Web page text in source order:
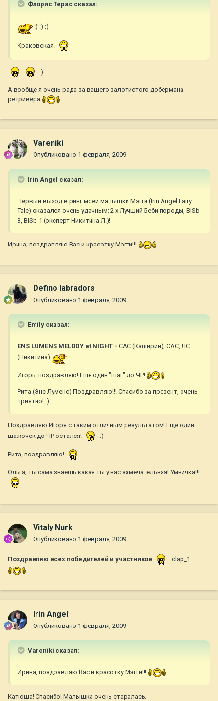
Флорис Терас сказал:
:) :) :)
Краковская!
:)
А вообще я очень рада за вашего залотистого добермана
ретривера
Vareniki
Опубликовано 1 февраля, 2009
Irin Angel сказал:
Первый выход в ринг моей малышки Мэгги (Irin Angel Fairy
Tale) оказался очень удачным: 2 х Лучший Беби породы, BISb-
3, BISb-1 (эксперт Никитина Л.)!
Ирина, поздравляю Вас и красотку Мэгги!!!
Defino labradors
Опубликовано 1 февраля, 2009
Emily сказал:
ENS LUMENS MELODY at NIGHT - CAC (Каширин), САС, ЛС
(Никитина)
Игорь, поздравляю! Еще один "шаг" до ЧР!
Рита (Энс Луменс) Поздравляю!!! Спасибо за презент, очень
приятно! :)
Поздравляю Игоря с таким отличным результатом! Еще один
шажочек до ЧР остался!
:)
Рита, поздравляю!
Ольга, ты сама знаешь какая ты у нас замечательная! Умничка!!!
Vitaly Nurk
Опубликовано 1 февраля, 2009
Поздравляю всех победителей и участников :clap_1:
Irin Angel
Опубликовано 1 февраля, 2009
Vareniki сказал:
Ирина, поздравляю Вас и красотку Мэгги!!!
Катюша! Спасибо! Малышка очень старалась.